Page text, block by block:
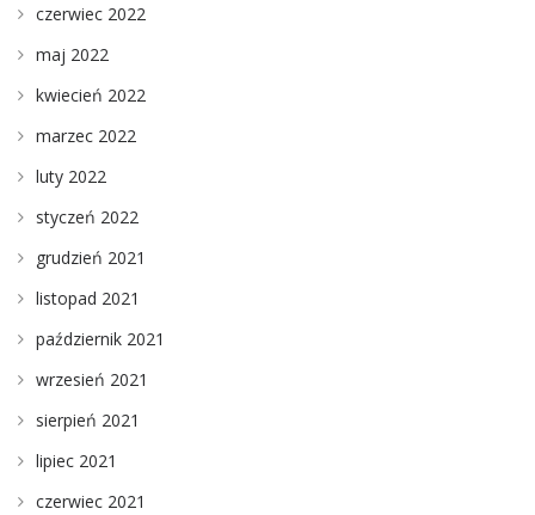
czerwiec 2022
maj 2022
kwiecień 2022
marzec 2022
luty 2022
styczeń 2022
grudzień 2021
listopad 2021
październik 2021
wrzesień 2021
sierpień 2021
lipiec 2021
czerwiec 2021